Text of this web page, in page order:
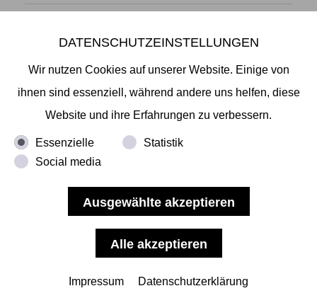
Mikiko Sato Gallery ı Klosterwall 13 ı 20095 Hamburg
Öffnungszeiten:
Di - Fr 13.00 - 19.00 ı Sa 13.00 - 18.00 u.n.V
vorbehalten.
Nutzungsbedingungen
DATENSCHUTZEINSTELLUNGEN
Wir nutzen Cookies auf unserer Website. Einige von
ihnen sind essenziell, während andere uns helfen, diese
Website und ihre Erfahrungen zu verbessern.
Essenzielle
Statistik
Social media
Impressum Datenschutzerklärung